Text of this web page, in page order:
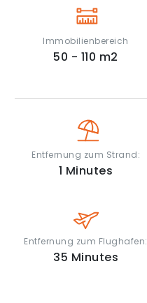
Immobilienbereich
50 - 110 m2
Entfernung zum Strand:
1 Minutes
Entfernung zum Flughafen:
35 Minutes